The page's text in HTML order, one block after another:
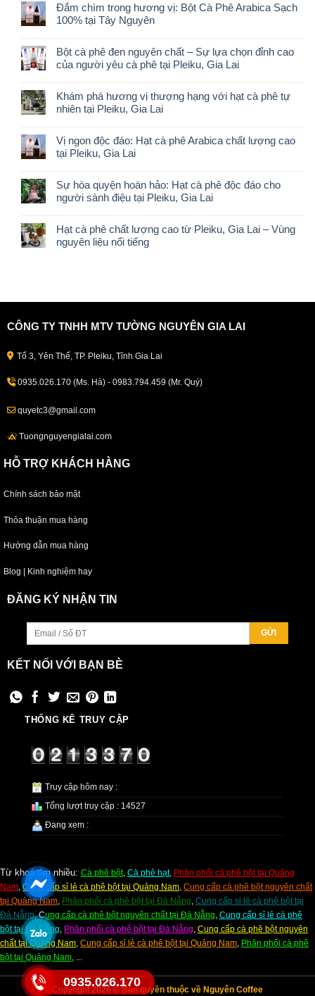
Đắm chìm trong hương vị: Bột Cà Phê Arabica Sạch
100% tại Tây Nguyên
Bột cà phê đen nguyên chất – Sự lựa chọn đỉnh cao
của người yêu cà phê tại Pleiku, Gia Lai
Khám phá hương vị thượng hạng với hạt cà phê tự
nhiên tại Pleiku, Gia Lai
Vị ngon độc đáo: Hạt cà phê Arabica chất lượng cao
tại Pleiku, Gia Lai
Sự hòa quyện hoàn hảo: Hạt cà phê độc đáo cho
người sành điệu tại Pleiku, Gia Lai
Hạt cà phê chất lượng cao từ Pleiku, Gia Lai – Vùng
nguyên liệu nổi tiếng
CÔNG TY TNHH MTV TƯỜNG NGUYÊN GIA LAI
Tổ 3, Yên Thế, TP. Pleiku, Tỉnh Gia Lai
0935.026.170 (Ms. Hà) - 0983.794.459 (Mr. Quý)
quyetc3@gmail.com
Tuongnguyengialai.com
HỖ TRỢ KHÁCH HÀNG
Chính sách bảo mật
Thỏa thuận mua hàng
Hướng dẫn mua hàng
Blog | Kinh nghiệm hay
ĐĂNG KÝ NHẬN TIN
KẾT NỐI VỚI BẠN BÈ
THỐNG KÊ TRUY CẬP
Truy cập hôm nay :
Tổng lượt truy cập : 14527
Đang xem :
Từ khoá tìm nhiều: Cà phê bột, Cà phê hạt, Phân phối cà phê bột tại Quảng
Nam ,C ung cấp sỉ lẻ cà phê bột tại Quảng Nam Cung cấp cà phê bột nguyên chất
tại Quảng Nam Phân phối cà phê bột tại Đà Nẵng Cung cấp sỉ lẻ cà phê bột tại
Đà Nẵng,Cung cấp cà phê bột nguyên chất tại Đà Nẵng Cung cấp sỉ lẻ cà phê
bột tại Đà Nẵng Phân phối cà phê bột tại Đà Nẵng Cung cấp cà phê bột nguyên
chất tại Quảng Nam Cung cấp sỉ lẻ cà phê bột tại Quảng Nam Phân phối cà phê
bột tại Quảng Nam
Copyright 2026 © Bàn quyền thuộc về Nguyên Coffee
0935.026.170